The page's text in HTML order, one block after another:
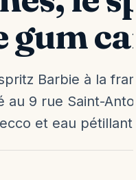
gum
Barbie à la
au 9 rue Saint-
et eau